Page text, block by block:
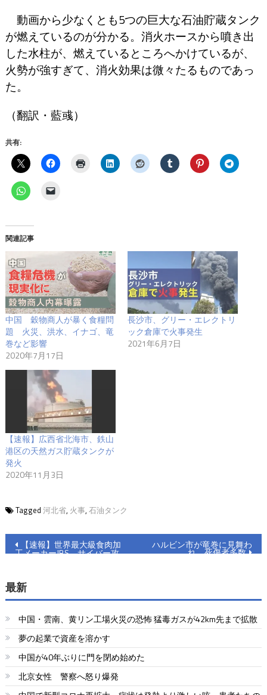
動画から少なくとも5つの巨大な石油貯蔵タンク
が燃えているのが分かる。消火ホースから噴き出
した水柱が、燃えているところへかけているが、
火勢が強すぎて、消火効果は微々たるものであっ
た。
（翻訳・藍彧）
共有:
関連記事
中国 穀物商人が暴く食糧問
題 火災、洪水、イナゴ、竜
巻など影響
2020年7月17日
長沙市、グリー・エレクトリ
ック倉庫で火事発生
2021年6月7日
【速報】広西省北海市、鉄山
港区の天然ガス貯蔵タンクが
発火
2020年11月3日
Tagged 河北省, 火事, 石油タンク
投
ナ
ビ
ゲ
ー
シ
【速報】世界最大級食肉加
工メーカーJBS、サイバー攻
ハルビン市が竜巻に見舞わ
れ、死傷者多数
最新
中国・雲南、黄リン工場火災の恐怖 猛毒ガスが42km先まで拡散
夢の起業で資産を溶かす
中国が40年ぶりに門を閉め始めた
北京女性 警察へ怒り爆発